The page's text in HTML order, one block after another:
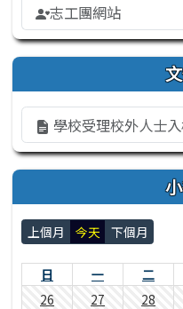
志工團網站
學校受理校外人士
上個月 今天 下個月
日 一 二
26
27 28